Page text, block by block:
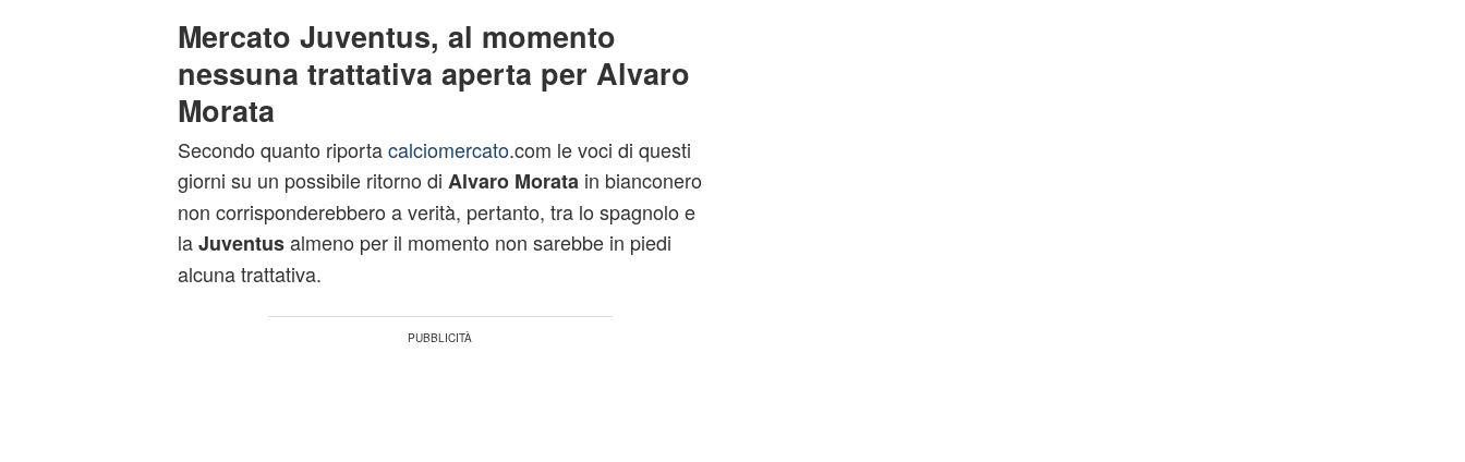
Mercato Juventus, al momento
nessuna trattativa aperta per Alvaro
Morata
Secondo quanto riportacalciomercato.com le voci di questi
giorni su un possibile ritorno di Alvaro Morata in bianconero
non corrisponderebbero a verità, pertanto, tra lo spagnolo e
laJuventusalmeno per il momento non sarebbe in piedi
alcuna trattativa.